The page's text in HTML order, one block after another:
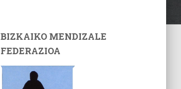
BIZKAIKO MENDIZALE
FEDERAZIOA